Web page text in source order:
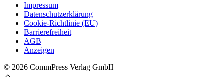
Impressum
Datenschutzerklärung
Cookie-Richtlinie (EU)
Barrierefreiheit
AGB
Anzeigen
© 2026 CommPress Verlag GmbH